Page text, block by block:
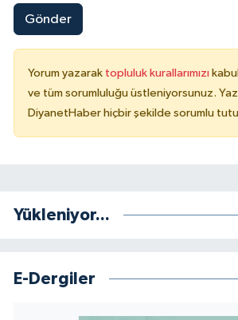
Gönder
Yorum yazarak topluluk kurallarımızı
ve tüm sorumluluğu üstleniyorsunuz.
DiyanetHaber hiçbir şekilde sorumlu
Yükleniyor...
E-Dergiler
Karaman Müftülüğü
Kırıkkale Müftülüğü